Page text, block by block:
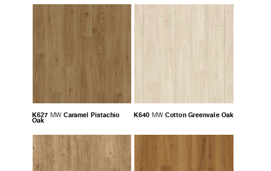
K627 MW Caramel Pistachio
Oak
K640 MW Cotton Greenvale Oak